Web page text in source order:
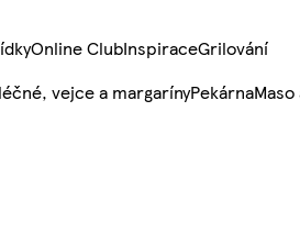
Online ClubInspiraceGrilování
vejce a margarínyPekárna